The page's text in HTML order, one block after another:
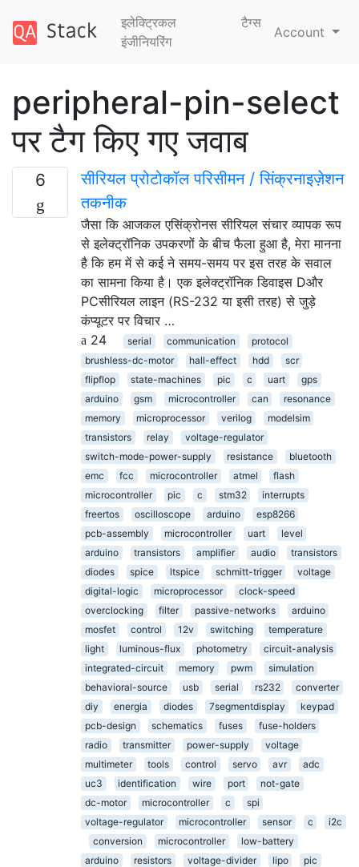
इलेक्ट्रिकल
इंजीनियरिंग
टैग्‍स
Account
peripheral-pin-select
पर टैग किए गए जवाब
6
सीरियल प्रोटोकॉल परिसीमन / सिंक्रनाइज़ेशन
तकनीक
जैसा कि आजकल एसिंक्रोनस सीरियल संचार व्यापक रूप
से इलेक्ट्रॉनिक उपकरणों के बीच फैला हुआ है, मेरा मानना ​​
है कि हम में से कई ने समय-समय पर इस तरह के सवाल
का सामना किया है। एक इलेक्ट्रॉनिक डिवाइस Dऔर
PCसीरियल लाइन (RS-232 या इसी तरह) से जुड़े
कंप्यूटर पर विचार …
24
serial communication
protocol
brushless-dc-motor
hall-effect hdd
scr
flipflop
state-machines pic c uart
gps
arduino
gsm microcontroller can
resonance
memory
microprocessor verilog
modelsim
transistors
relay
voltage-regulator
switch-mode-power-supply
resistance
bluetooth
emc
fcc microcontroller atmel
flash
microcontroller
pic c stm32
interrupts
freertos
oscilloscope arduino
esp8266
pcb-assembly
microcontroller uart
level
arduino
transistors amplifier audio
transistors
diodes
spice ltspice schmitt-trigger
voltage
digital-logic
microprocessor
clock-speed
overclocking
filter passive-networks
arduino
mosfet
control 12v switching
temperature
light
luminous-flux photometry
circuit-analysis
integrated-circuit
memory pwm
simulation
behavioral-source
usb serial rs232
converter
diy
energia diodes 7segmentdisplay
keypad
pcb-design
schematics fuses
fuse-holders
radio
transmitter power-supply
voltage
multimeter
tools control servo avr
adc
uc3
identification wire port
not-gate
dc-motor
microcontroller c
spi
voltage-regulator
microcontroller sensor c
i2c
conversion
microcontroller
low-battery
arduino
resistors voltage-divider lipo
pic